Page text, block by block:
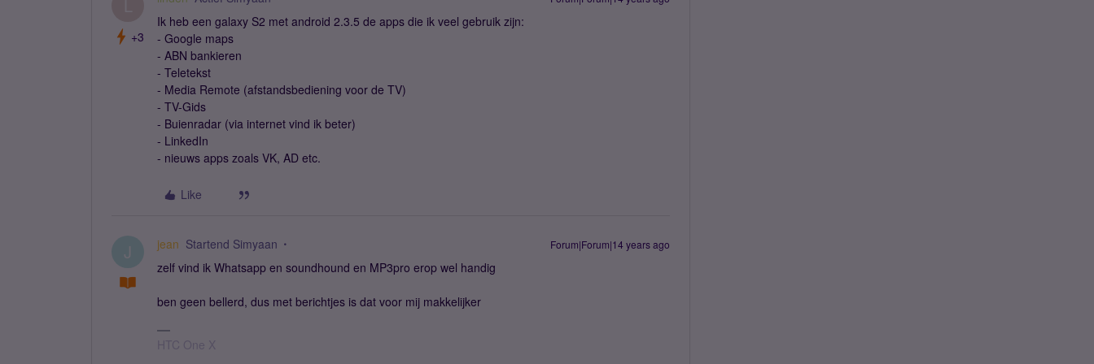
+3
Ik heb een galaxy S2 met android 2.3.5 de apps die ik veel gebruik zijn:
- Google maps
- ABN bankieren
- Teletekst
- Media Remote (afstandsbediening voor de TV)
- TV-Gids
- Buienradar (via internet vind ik beter)
- LinkedIn
- nieuws apps zoals VK, AD etc.
Like
J jean Startend Simyaan Forum|Forum|14 years ago
zelf vind ik Whatsapp en soundhound en MP3pro erop wel handig
ben geen bellerd, dus met berichtjes is dat voor mij makkelijker
HTC One X